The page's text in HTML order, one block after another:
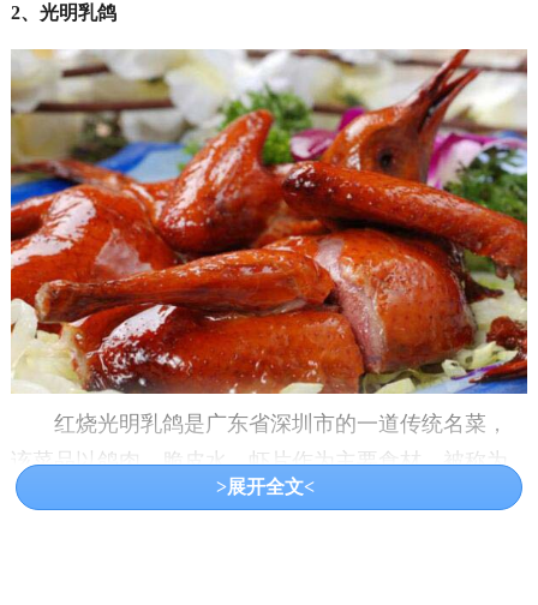
2、光明乳鸽
红烧光明乳鸽是广东省深圳市的一道传统名菜，
该菜品以鸽肉、脆皮水、虾片作为主要食材，被称为
天下第一鸽；该菜品也是深圳三大特产之一，因其特
>展开全文<